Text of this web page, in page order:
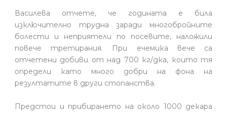
Василева отчете, че годината е била
изключително трудна заради многобройните
болести и неприятели по посевите, наложили
повече третирания. При ечемика вече са
отчетени добиви от над 700 кг/дка, които тя
определи като много добри на фона на
резултатите в други стопанства.
Предстои и прибирането на около 1000 декара